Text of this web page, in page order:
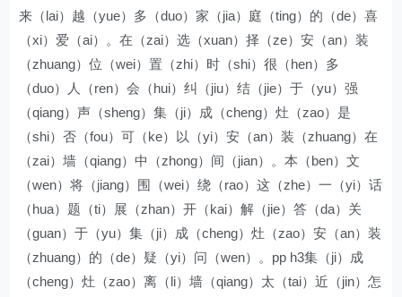
来（lai）越（yue）多（duo）家（jia）庭（ting）的（de）喜
（xi）爱（ai）。在（zai）选（xuan）择（ze）安（an）装
（zhuang）位（wei）置（zhi）时（shi）很（hen）多
（duo）人（ren）会（hui）纠（jiu）结（jie）于（yu）强
（qiang）声（sheng）集（ji）成（cheng）灶（zao）是
（shi）否（fou）可（ke）以（yi）安（an）装（zhuang）在
（zai）墙（qiang）中（zhong）间（jian）。本（ben）文
（wen）将（jiang）围（wei）绕（rao）这（zhe）一（yi）话
（hua）题（ti）展（zhan）开（kai）解（jie）答（da）关
（guan）于（yu）集（ji）成（cheng）灶（zao）安（an）装
（zhuang）的（de）疑（yi）问（wen）。pp h3集（ji）成
（cheng）灶（zao）离（li）墙（qiang）太（tai）近（jin）怎